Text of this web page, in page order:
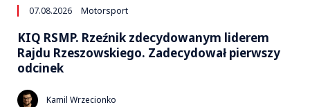
07.08.2026 Motorsport
KIQ RSMP. Rzeźnik zdecydowanym liderem
Rajdu Rzeszowskiego. Zadecydował pierwszy
odcinek
Kamil Wrzecionko